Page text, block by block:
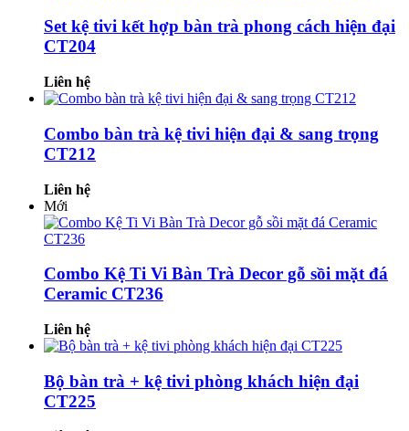
Set kệ tivi kết hợp bàn trà phong cách hiện đại
CT204
Liên hệ
Combo bàn trà kệ tivi hiện đại & sang trọng
CT212
Liên hệ
Mới
Combo Kệ Ti Vi Bàn Trà Decor gỗ sồi mặt đá
Ceramic CT236
Liên hệ
Bộ bàn trà + kệ tivi phòng khách hiện đại
CT225